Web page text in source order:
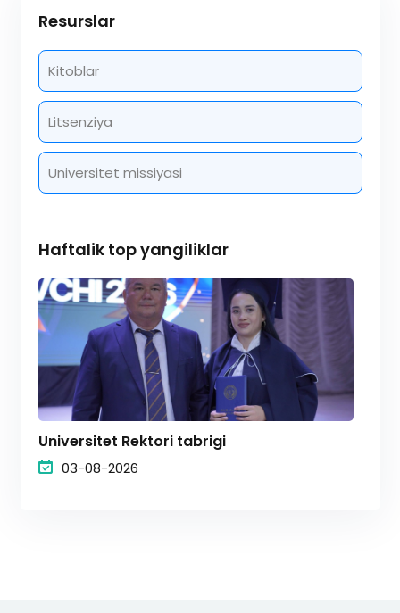
Resurslar
Kitoblar
Litsenziya
Universitet missiyasi
Haftalik top yangiliklar
Universitet Rektori tabrigi
03-08-2026